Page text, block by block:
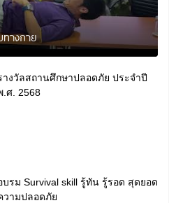
ทางกาย
างวัลสถานศึกษาปลอดภัย ประจำปี
.ศ. 2568
บรม Survival skill รู้ทัน รู้รอด สุดยอด
วามปลอดภัย